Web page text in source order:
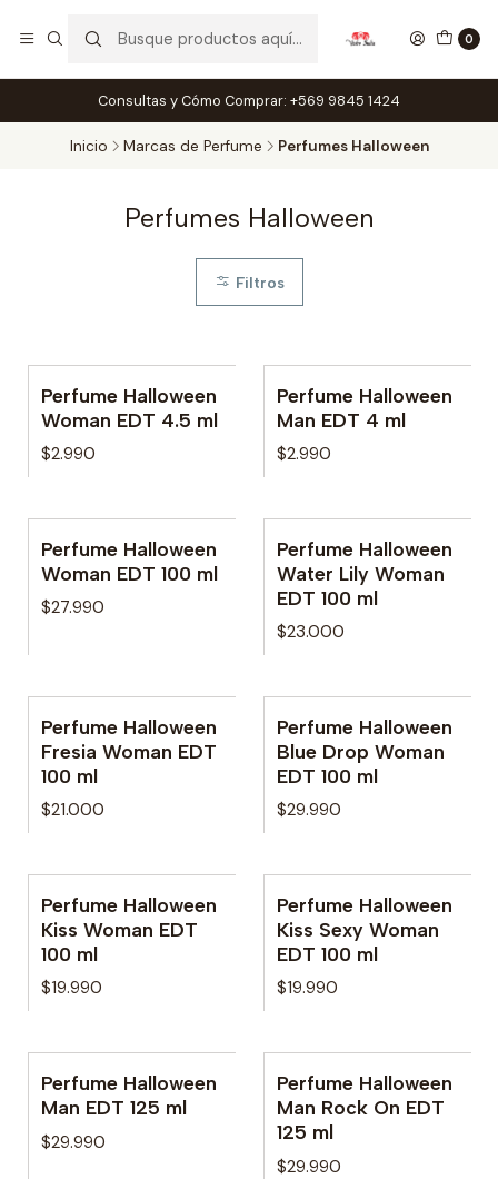
0
Consultas y Cómo Comprar: +569 9845 1424
Inicio Marcas de Perfume Perfumes Halloween
Perfumes Halloween
Filtros
Perfume Halloween
Woman EDT 4.5 ml
$2.990
Agotado
Perfume Halloween
Man EDT 4 ml
$2.990
Perfume Halloween
Woman EDT 100 ml
$27.990
Perfume Halloween
Water Lily Woman
EDT 100 ml
$23.000
Perfume Halloween
Fresia Woman EDT
100 ml
$21.000
Perfume Halloween
Blue Drop Woman
EDT 100 ml
$29.990
Perfume Halloween
Kiss Woman EDT
100 ml
$19.990
Agotado
Perfume Halloween
Kiss Sexy Woman
EDT 100 ml
$19.990
Perfume Halloween
Man EDT 125 ml
$29.990
Perfume Halloween
Man Rock On EDT
125 ml
$29.990